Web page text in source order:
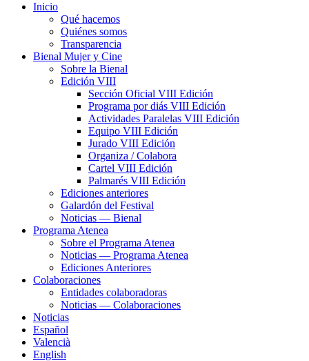
Inicio
Qué hacemos
Quiénes somos
Transparencia
Bienal Mujer y Cine
Sobre la Bienal
Edición VIII
Sección Oficial VIII Edición
Programa por diás VIII Edición
Actividades Paralelas VIII Edición
Equipo VIII Edición
Jurado VIII Edición
Organiza / Colabora
Cartel VIII Edición
Palmarés VIII Edición
Ediciones anteriores
Galardón del Festival
Noticias — Bienal
Programa Atenea
Sobre el Programa Atenea
Noticias — Programa Atenea
Ediciones Anteriores
Colaboraciones
Entidades colaboradoras
Noticias — Colaboraciones
Noticias
Español
Valencià
English